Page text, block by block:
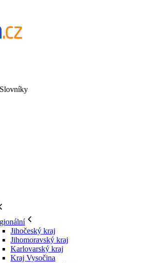
Slovníky
Jihočeský kraj
Jihomoravský kraj
Karlovarský kraj
Kraj Vysočina